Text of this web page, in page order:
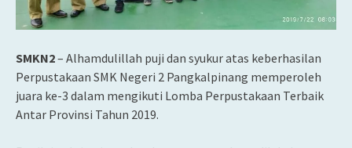
SMKN2– Alhamdulillah puji dan syukur atas keberhasilan
Perpustakaan SMK Negeri 2 Pangkalpinang memperoleh
juara ke-3 dalam mengikuti Lomba Perpustakaan Terbaik
Antar Provinsi Tahun 2019.